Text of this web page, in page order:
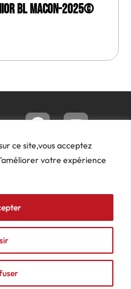
ce site,vous acceptez
votre expérience
BL Macon-2025©